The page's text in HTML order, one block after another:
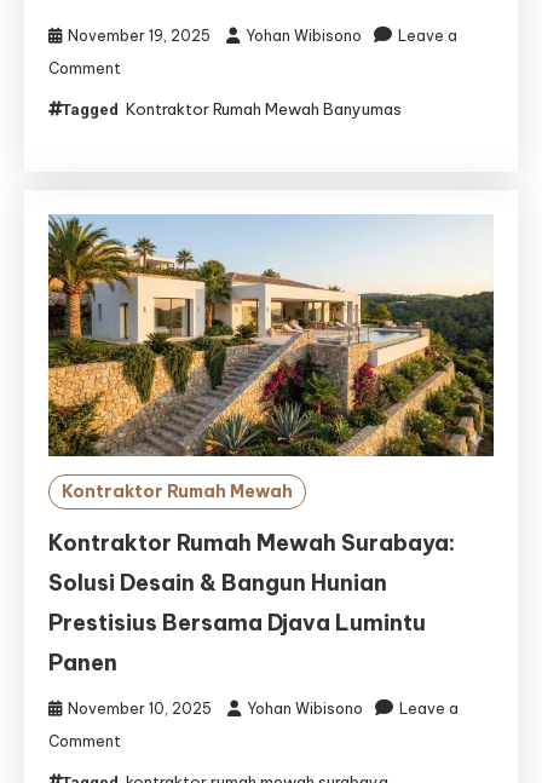
November 19, 2025 Yohan Wibisono
Leave a
Comment
Rumah
Kontraktor
Rumah
Mewah
Purwokerto
Tagged Kontraktor Rumah Mewah Banyumas
Kontraktor Rumah Mewah
Kontraktor Rumah Mewah Surabaya:
Solusi Desain & Bangun Hunian
Prestisius Bersama Djava Lumintu
Panen
November 10, 2025 Yohan Wibisono
Leave a
Comment